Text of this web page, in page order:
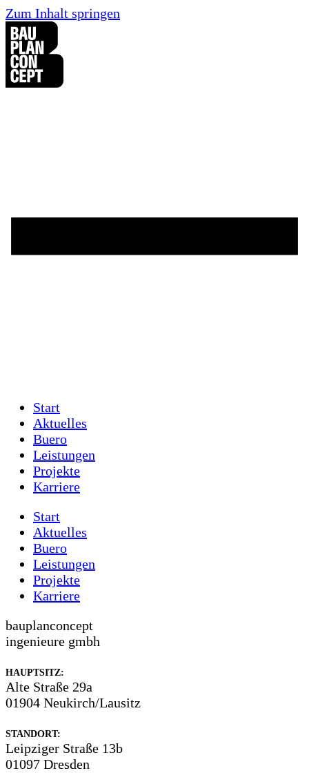
Zum Inhalt springen
Start
Aktuelles
Buero
Leistungen
Projekte
Karriere
Start
Aktuelles
Buero
Leistungen
Projekte
Karriere
bauplanconcept
ingenieure gmbh
HAUPTSITZ:
Alte Straße 29a
01904 Neukirch/Lausitz
STANDORT:
Leipziger Straße 13b
01097 Dresden